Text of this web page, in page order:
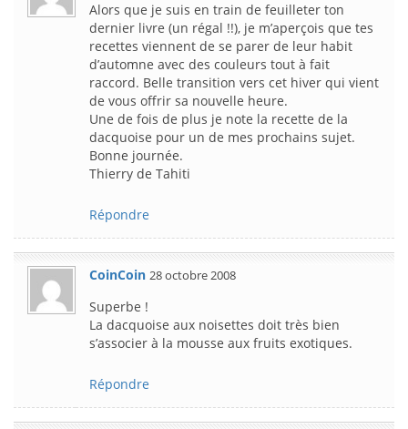
Alors que je suis en train de feuilleter ton
dernier livre (un régal !!), je m’aperçois que tes
recettes viennent de se parer de leur habit
d’automne avec des couleurs tout à fait
raccord. Belle transition vers cet hiver qui vient
de vous offrir sa nouvelle heure.
Une de fois de plus je note la recette de la
dacquoise pour un de mes prochains sujet.
Bonne journée.
Thierry de Tahiti
Répondre
CoinCoin 28 octobre 2008
Superbe !
La dacquoise aux noisettes doit très bien
s’associer à la mousse aux fruits exotiques.
Répondre